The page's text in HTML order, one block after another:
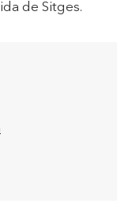
de Sitges.